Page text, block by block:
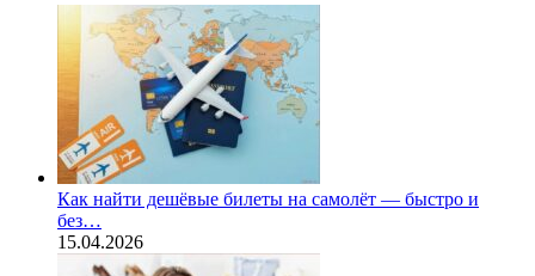
Как найти дешёвые билеты на самолёт — быстро и
без…
15.04.2026